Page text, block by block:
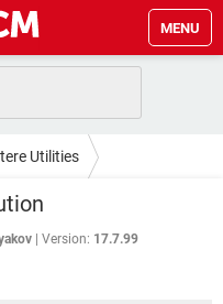
MENU
Utilities
Version: 17.7.99